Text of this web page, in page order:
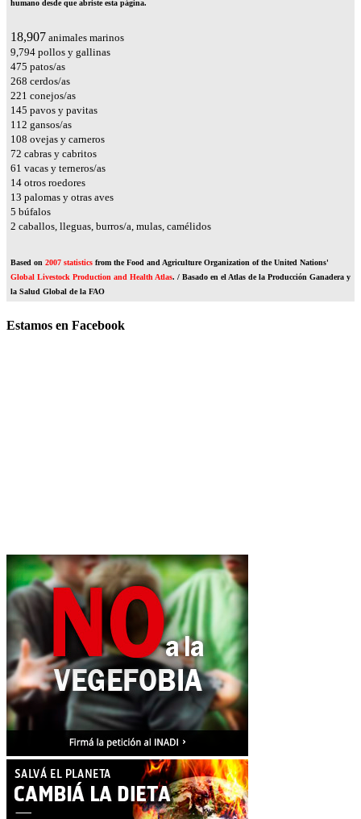
humano desde que abriste esta página.
22,118animales marinos
11,458pollos y gallinas
556 patos/as
314 cerdos/as
259 conejos/as
170 pavos y pavitas
131 gansos/as
127 ovejas y carneros
85 cabras y cabritos
72 vacas y terneros/as
16 otros roedores
15 palomas y otras aves
6 búfalos
2 caballos, lleguas, burros/a, mulas, camélidos
Based on 2007 statistics from the Food and Agriculture Organization of the United Nations'
Global Livestock Production and Health Atlas. / Basado en el Atlas de la Producción Ganadera y
la Salud Global de la FAO
Estamos en Facebook